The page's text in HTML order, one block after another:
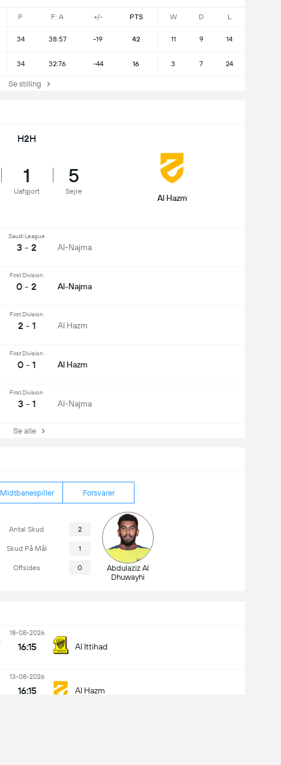
18-08-2026
16:15 Al Ittihad
13-08-2026
16:15 Al Hazm
Midtbanespiller Forsvarer
Antal Skud 2
Skud På Mål 1
Offsides 0
Abdulaziz Al
Dhuwayhi
P F: A +/- PTS W D L
34 38:57 -19 42 11 9 14
34 32:76 -44 16 3 7 24
Se stilling
H2H
1
Uafgjort
5
Sejre
Al Hazm
Saudi League
3 - 2 Al-Najma
First Division
0 - 2 Al-Najma
First Division
2 - 1 Al Hazm
First Division
0 - 1 Al Hazm
First Division
3 - 1 Al-Najma
Se alle